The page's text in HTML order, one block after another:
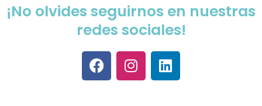
¡No olvides seguirnos en nuestras
redes sociales!
F
a
I
n
L
i